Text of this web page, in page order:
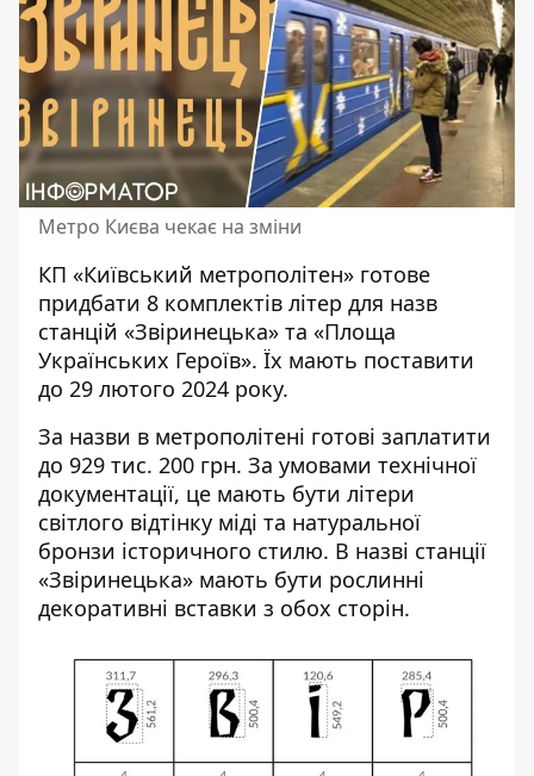
Метро Києва чекає на зміни
КП «Київський метрополітен» готове
придбати 8 комплектів літер для назв
станцій «Звіринецька» та «Площа
Українських Героїв». Їх мають поставити
до 29 лютого 2024 року.
За назви в метрополітені готові заплатити
до 929 тис. 200 грн. За умовами технічної
документації, це мають бути літери
світлого відтінку міді та натуральної
бронзи історичного стилю. В назві станції
«Звіринецька» мають бути рослинні
декоративні вставки з обох сторін.